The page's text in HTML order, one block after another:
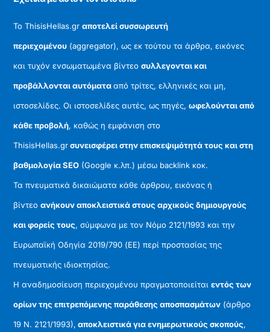
Το ThisisHellas.grαποτελεί συσσωρευτή
περιεχομένου (aggregator), ως εκ τούτου τα άρθρα, εικόνες
και τυχόν ενσωματωμένα βίντεοσυλλεγονται και
προβάλλονται αυτόματααπό τρίτες, ελληνικές και μη,
ιστοσελίδες. Οι ιστοσελίδες αυτές, ως πηγές,ωφελούνται από
κάθε προβολή, καθώς η εμφάνιση στο
ThisisHellas.grσυνεισφέρει στην επισκεψιμότητά τους και στη
βαθμολογία SEO (Google κ.λπ.) μέσω backlink κοκ.
Τα πνευματικά δικαιώματα κάθε άρθρου, εικόνας ή
βίντεοανήκουν αποκλειστικά στους αρχικούς δημιουργούς
και φορείς τους, σύμφωνα με τον Νόμο 2121/1993 και την
Ευρωπαϊκή Οδηγία 2019/790 (ΕΕ) περί προστασίας της
πνευματικής ιδιοκτησίας.
Η αναδημοσίευση περιεχομένου πραγματοποιείταιεντός των
ορίων της επιτρεπόμενης παράθεσης αποσπασμάτων (άρθρο
19 Ν. 2121/1993), αποκλειστικά για ενημερωτικούς σκοπούς,